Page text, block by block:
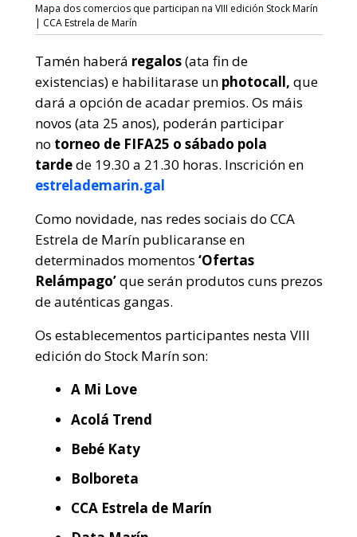
Mapa dos comercios que participan na VIII edición Stock Marín
| CCA Estrela de Marín
Tamén haberá regalos(ata fin de
existencias) e habilitarase un photocall, que
dará a opción de acadar premios. Os máis
novos (ata 25 anos), poderán participar
no torneo de FIFA25 o sábado pola
tardede 19.30 a 21.30 horas. Inscrición en
estrelademarin.gal
Como novidade, nas redes sociais do CCA
Estrela de Marín publicaranse en
determinados momentos ‘Ofertas
Relámpago’que serán produtos cuns prezos
de auténticas gangas.
Os establecementos participantes nesta VIII
edición do Stock Marín son:
A Mi Love
Acolá Trend
Bebé Katy
Bolboreta
CCA Estrela de Marín